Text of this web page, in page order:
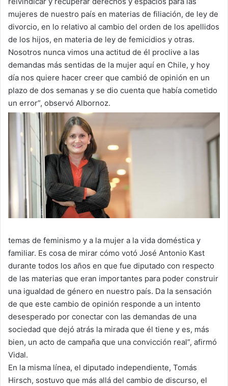
mujeres de nuestro país en materias de filiación, de ley de
divorcio, en lo relativo al cambio del orden de los apellidos
de los hijos, en materia de ley de femicidios y otras.
Nosotros nunca vimos una actitud de él proclive a las
demandas más sentidas de la mujer aquí en Chile, y hoy
día nos quiere hacer creer que cambió de opinión en un
plazo de dos semanas y se dio cuenta que había cometido
un error”, observó Albornoz.
temas de feminismo y a la mujer a la vida doméstica y
familiar. Es cosa de mirar cómo votó José Antonio Kast
durante todos los años en que fue diputado con respecto
de las materias que eran importantes para poder construir
una igualdad de género en nuestro país. Da la sensación
de que este cambio de opinión responde a un intento
desesperado por conectar con las demandas de una
sociedad que dejó atrás la mirada que él tiene y es, más
bien, un acto de campaña que una convicción real”, afirmó
Vidal.
En la misma línea, el diputado independiente, Tomás
Hirsch, sostuvo que más allá del cambio de discurso, el